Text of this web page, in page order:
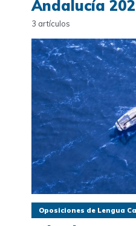
Andalucía
3 artículos
Oposiciones de Lengua